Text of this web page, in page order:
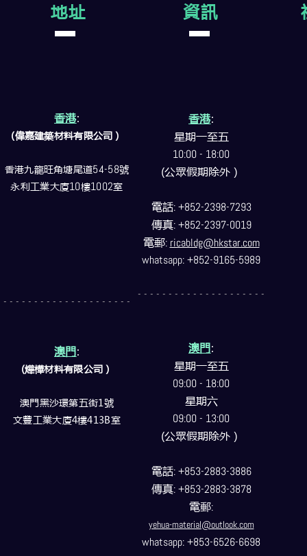
地址
香港:
(偉嘉建築材料有限公司）
香港九龍旺角塘尾道54-58號
永利工業大廈10樓1002室
- - - - - - - - - - - - - - - - - - - - -
澳門:
(燁樺材料有限公司）
澳門黑沙環第五街1號
文豐工業大廈4樓413B室
資訊
香港:
星期一至五
10:00 - 18:00
(公眾假期除外）
電話: +852-2398-7293
傳真: +852-2397-0019
電郵: ricabldg@hkstar.com
whatsapp: +852-9165-5989
- - - - - - - - - - - - - - - - - - - - -
澳門:
星期一至五
09:00 - 18:00
星期六
09:00 - 13:00
(公眾假期除外）
電話: +853-2883-3886
傳真: +853-2883-3878
電郵:
yehua-material@outlook.com
whatsapp: +853-6526-6698